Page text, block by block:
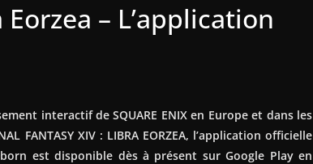
– L’application
interactif de SQUARE ENIX en Europe et dans les
FANTASY XIV : LIBRA EORZEA, l’application officielle
est disponible dès à présent sur Google Play en